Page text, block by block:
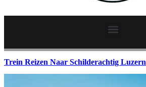
Trein Reizen Naar Schilderachtig Luzern